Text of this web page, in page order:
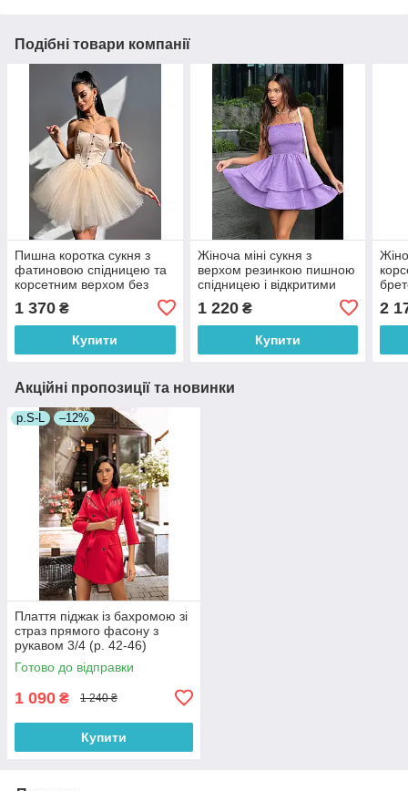
Подібні товари компанії
Пишна коротка сукня з
фатиновою спідницею та
корсетним верхом без
66035951Е
1 370 ₴
Купити
Жіноча міні сукня з
верхом резинкою пишною
спідницею і відкритими
66036045Q
1 220₴
Купити
2
Акційні пропозиції та новинки
р.S-L –12%
Плаття піджак із бахромою зі
страз прямого фасону з
рукавом 3/4 (р. 42-46)
66032050Qr
Готово до відправки
1 090 ₴ 1 240 ₴
Купити